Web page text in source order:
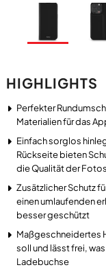
HIGHLIGHTS
Perfekter
Materialien für das
Einfach sorglos
Rückseite bieten
die Qualität der
Zusätzlicher Schutz
einen umlaufenden
besser geschützt
Maßgeschneidertes
soll und lässt frei,
Ladebuchse